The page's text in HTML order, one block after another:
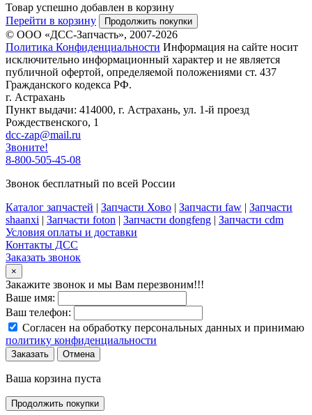
Товар успешно добавлен в корзину
Перейти в корзину
Продолжить покупки
© ООО «ДСС-Запчасть», 2007-2026
Политика Конфиденциальности Информация на сайте носит
исключительно информационный характер и не является
публичной офертой, определяемой положениями ст. 437
Гражданского кодекса РФ.
г. Астрахань
Пункт выдачи: 414000, г. Астрахань, ул. 1-й проезд
Рождественского, 1
dcc-zap@mail.ru
Звоните!
8-800-505-45-08
Звонок бесплатный по всей России
Каталог запчастей | Запчасти Хово | Запчасти faw | Запчасти
shaanxi | Запчасти foton | Запчасти dongfeng | Запчасти cdm
Условия оплаты и доставки
Контакты ДСС
Заказать звонок
×
Закажите звонок и мы Вам перезвоним!!!
Ваше имя:
Ваш телефон:
Согласен на обработку персональных данных и принимаю
политику конфиденциальности
Заказать Отмена
Ваша корзина пуста
Продолжить покупки